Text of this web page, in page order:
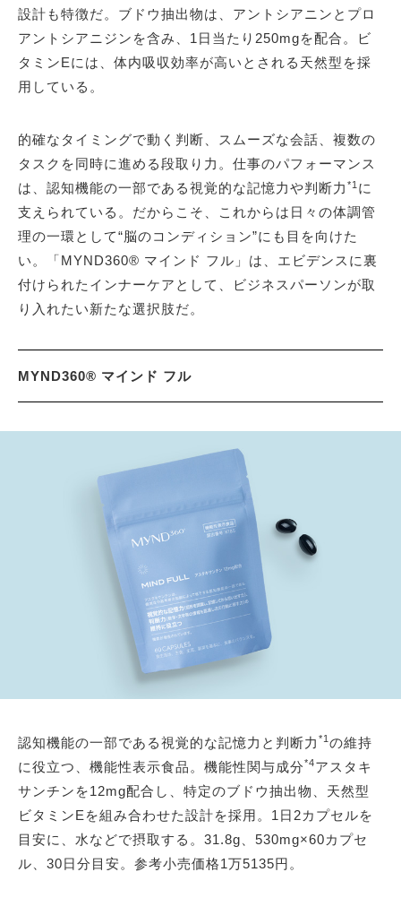
設計も特徴だ。ブドウ抽出物は、アントシアニンとプロ
アントシアニジンを含み、1日当たり250mgを配合。ビ
タミンEには、体内吸収効率が高いとされる天然型を採
用している。
的確なタイミングで動く判断、スムーズな会話、複数の
タスクを同時に進める段取り力。仕事のパフォーマンス
は、認知機能の一部である視覚的な記憶力や判断力 *1 に
支えられている。だからこそ、これからは日々の体調管
理の一環として“脳のコンディション”にも目を向けた
い。「MYND360® マインド フル」は、エビデンスに裏
付けられたインナーケアとして、ビジネスパーソンが取
り入れたい新たな選択肢だ。
MYND360® マインド フル
認知機能の一部である視覚的な記憶力と判断力 *1 の維持
に役立つ、機能性表示食品。機能性関与成分*4アスタキ
サンチンを12mg配合し、特定のブドウ抽出物、天然型
ビタミンEを組み合わせた設計を採用。1日2カプセルを
目安に、水などで摂取する。31.8g、530mg×60カプセ
ル、30日分目安。参考小売価格1万5135円。